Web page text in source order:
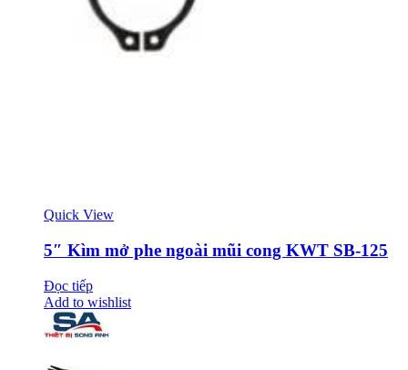
Quick View
5″ Kìm mở phe ngoài mũi cong KWT SB-125
Đọc tiếp
Add to wishlist